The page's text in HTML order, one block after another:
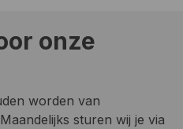
onze
worden van
sturen wij je via